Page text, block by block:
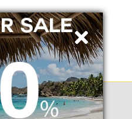
PRIVACY POLICY